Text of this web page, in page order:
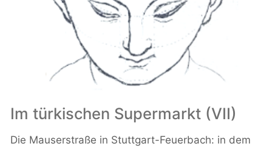
Im türkischen Supermarkt (VII)
Die Mauserstraße in Stuttgart-Feuerbach: in dem